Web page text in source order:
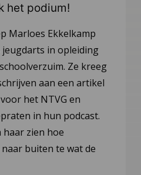
het podium!
Marloes Ekkelkamp
jeugdarts in opleiding
Ze kreeg
aan een artikel
het NTVG en
in hun podcast.
zien hoe
buiten te wat de